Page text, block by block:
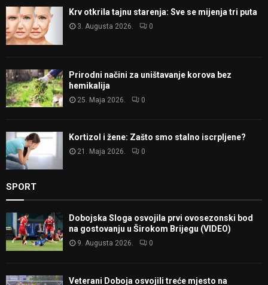
Krv otkrila tajnu starenja: Sve se mijenja tri puta
3. Augusta 2026. 0
Prirodni načini za uništavanje korova bez
hemikalija
25. Maja 2026. 0
Kortizol i žene: Zašto smo stalno iscrpljene?
21. Maja 2026. 0
SPORT
Dobojska Sloga osvojila prvi ovosezonski bod
na gostovanju u Širokom Brijegu (VIDEO)
9. Augusta 2026. 0
Veterani Doboja osvojili treće mjesto na